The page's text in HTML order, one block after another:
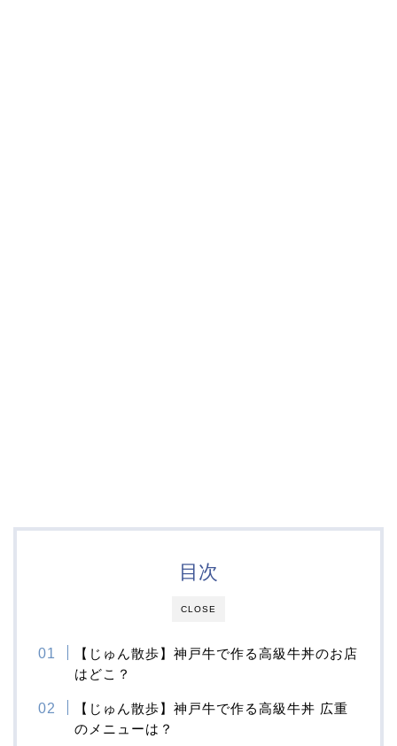
CLOSE
目次
【じゅん散歩】神戸牛で作る高級牛丼のお店
はどこ？
【じゅん散歩】神戸牛で作る高級牛丼 広重
のメニューは？